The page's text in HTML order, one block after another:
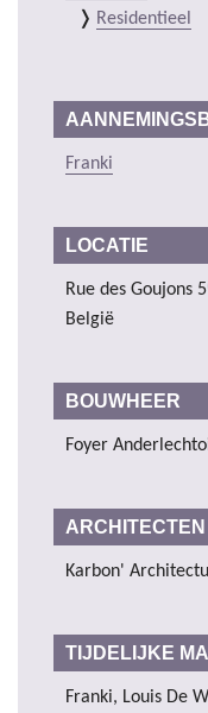
Residentieel
Franki
LOCATIE
Rue des Goujons
België
BOUWHEER
Foyer
ARCHITECTEN
Karbon'
TIJDELIJKE
Franki, Louis De